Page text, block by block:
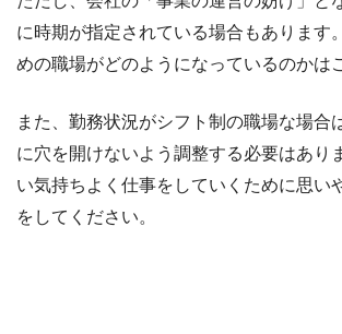
に時期が指定されている場合もあります
めの職場がどのようになっているのかは
また、勤務状況がシフト制の職場な場合
に穴を開けないよう調整する必要はあり
い気持ちよく仕事をしていくために思い
をしてください。